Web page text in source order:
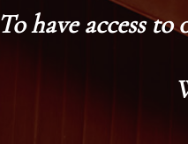
To have access